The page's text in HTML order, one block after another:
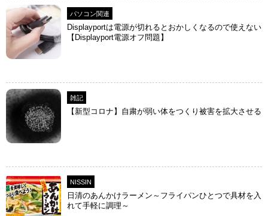
パソコン関連
Displayportは電源が切れるとおかしくなるので使えない
【Displayport電源オフ問題】
雑記
【新型コロナ】自粛が弱い体をつくり被害を拡大させる
NISSIN
日清のあんかけラーメン～フライパンひとつで具材を入
れて手軽に調理～